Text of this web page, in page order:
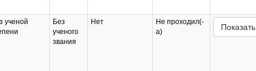
ученой
Без
ученого
звания
Нет
Не проходил(-
а)
Показать